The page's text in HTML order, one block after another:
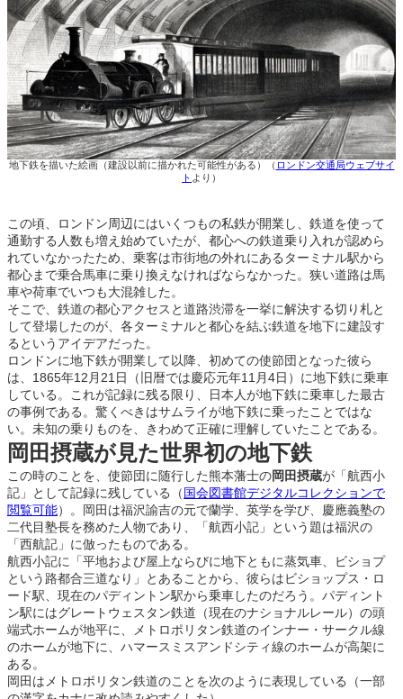
地下鉄を描いた絵画（建設以前に描かれた可能性がある）（ ロンドン交通局ウェブサイ
ト より）
この頃、ロンドン周辺にはいくつもの私鉄が開業し、鉄道を使って
通勤する人数も増え始めていたが、都心への鉄道乗り入れが認めら
れていなかったため、乗客は市街地の外れにあるターミナル駅から
都心まで乗合馬車に乗り換えなければならなかった。狭い道路は馬
車や荷車でいつも大混雑した。
そこで、鉄道の都心アクセスと道路渋滞を一挙に解決する切り札と
して登場したのが、各ターミナルと都心を結ぶ鉄道を地下に建設す
るというアイデアだった。
ロンドンに地下鉄が開業して以降、初めての使節団となった彼ら
は、1865年12月21日（旧暦では慶応元年11月4日）に地下鉄に乗車
している。これが記録に残る限り、日本人が地下鉄に乗車した最古
の事例である。驚くべきはサムライが地下鉄に乗ったことではな
い。未知の乗りものを、きわめて正確に理解していたことである。
岡田摂蔵が見た世界初の地下鉄
この時のことを、使節団に随行した熊本藩士の岡田摂蔵が「航西小
記」として記録に残している（国会図書館デジタルコレクションで
閲覧可能）。岡田は福沢諭吉の元で蘭学、英学を学び、慶應義塾の
二代目塾長を務めた人物であり、「航西小記」という題は福沢の
「西航記」に倣ったものである。
航西小記に「平地および屋上ならびに地下ともに蒸気車、ビショプ
という路都合三道なり」とあることから、彼らはビショップス・ロ
ード駅、現在のパディントン駅から乗車したのだろう。パディント
ン駅にはグレートウェスタン鉄道（現在のナショナルレール）の頭
端式ホームが地平に、メトロポリタン鉄道のインナー・サークル線
のホームが地下に、ハマースミスアンドシティ線のホームが高架に
ある。
岡田はメトロポリタン鉄道のことを次のように表現している（一部